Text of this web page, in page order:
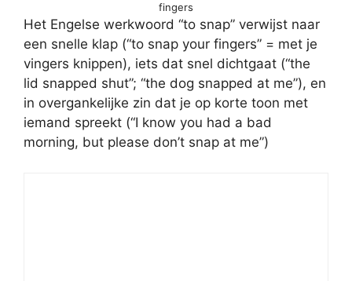
fingers
Het Engelse werkwoord “to snap” verwijst naar
een snelle klap (“to snap your fingers” = met je
vingers knippen), iets dat snel dichtgaat (“the
lid snapped shut”; “the dog snapped at me”), en
in overgankelijke zin dat je op korte toon met
iemand spreekt (“I know you had a bad
morning, but please don’t snap at me”)